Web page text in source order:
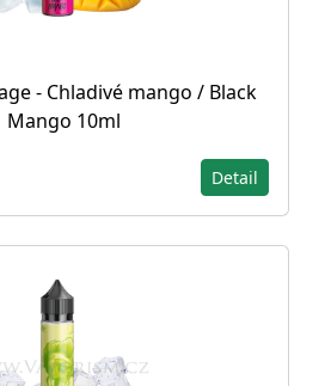
- Chladivé mango / Black
Mango 10ml
Detail